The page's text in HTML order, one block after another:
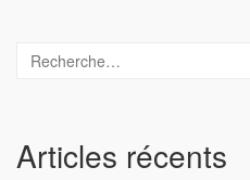
Articles récents